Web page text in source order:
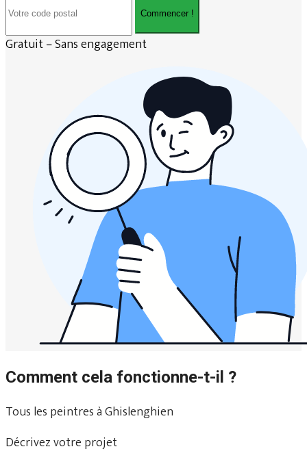
Commencer !
Gratuit – Sans engagement
Comment cela fonctionne-t-il ?
Tous les peintres à Ghislenghien
Décrivez votre projet